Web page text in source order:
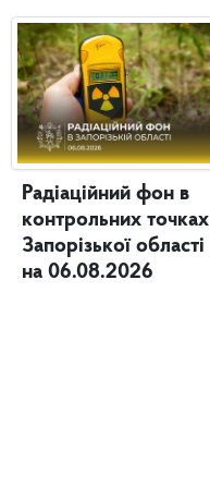
Радіаційний фон в
контрольних точках
Запорізької області
на 06.08.2026